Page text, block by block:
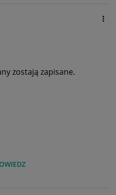
zostają zapisane.